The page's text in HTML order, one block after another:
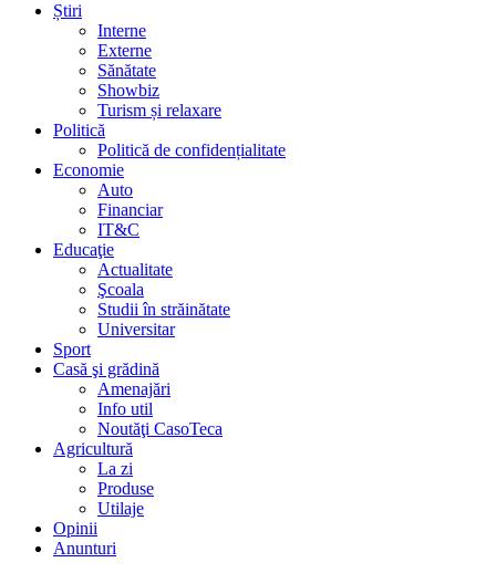
Știri
Interne
Externe
Sănătate
Showbiz
Turism și relaxare
Politică
Politică de confidențialitate
Economie
Auto
Financiar
IT&C
Educaţie
Actualitate
Şcoala
Studii în străinătate
Universitar
Sport
Casă şi grădină
Amenajări
Info util
Noutăţi CasoTeca
Agricultură
La zi
Produse
Utilaje
Opinii
Anunturi